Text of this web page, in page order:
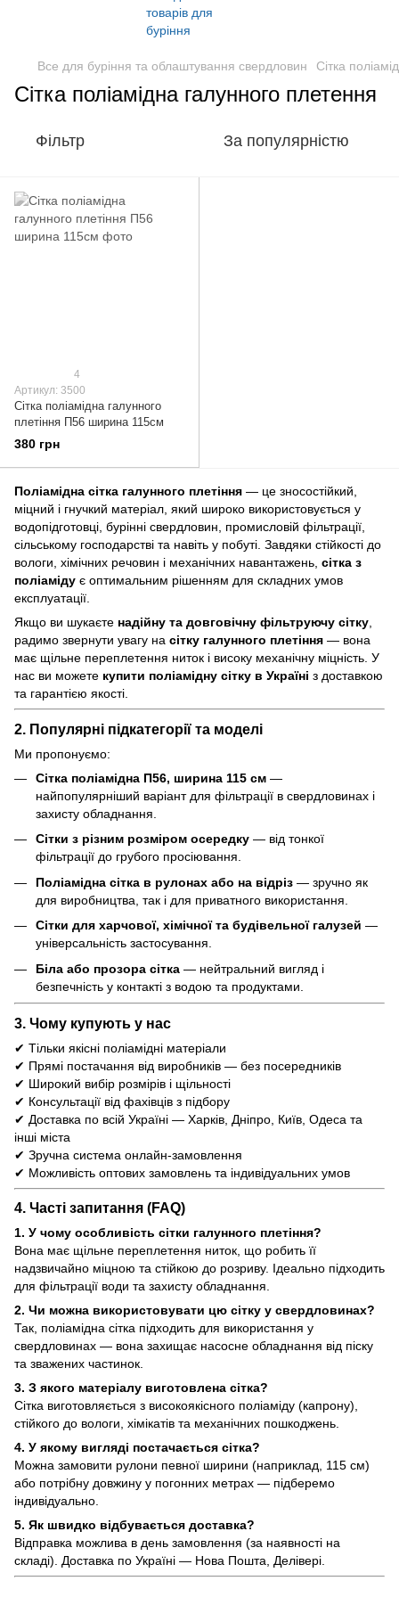
Все для буріння та облаштування свердловин Сітка
Сітка поліамідна галунного плетення
Фільтр За популярністю
4
Артикул: 3500
Сітка поліамідна галунного
плетіння П56 ширина 115см
380 грн
Поліамідна сітка галунного плетіння — це зносостійкий,
міцний і гнучкий матеріал, який широко використовується у
водопідготовці, бурінні свердловин, промисловій фільтрації,
сільському господарстві та навіть у побуті. Завдяки стійкості до
вологи, хімічних речовин і механічних навантажень, сітка з
поліаміду є оптимальним рішенням для складних умов
експлуатації.
Якщо ви шукаєте надійну та довговічну фільтруючу сітку
радимо звернути увагу на сітку галунного плетіння — вона
має щільне переплетення ниток і високу механічну міцність. У
нас ви можете купити поліамідну сітку в Україні з доставкою
та гарантією якості.
2. Популярні підкатегорії та моделі
Ми пропонуємо:
Сітка поліамідна П56, ширина 115 см —
найпопулярніший варіант для фільтрації в свердловинах і
захисту обладнання.
Сітки з різним розміром осередку — від тонкої
фільтрації до грубого просіювання.
Поліамідна сітка в рулонах або на відріз — зручно як
для виробництва, так і для приватного використання.
Сітки для харчової, хімічної та будівельної галузей —
універсальність застосування.
Біла або прозора сітка — нейтральний вигляд і
безпечність у контакті з водою та продуктами.
3. Чому купують у нас
✔ Тільки якісні поліамідні матеріали
✔ Прямі постачання від виробників — без посередників
✔ Широкий вибір розмірів і щільності
✔ Консультації від фахівців з підбору
✔ Доставка по всій Україні — Харків, Дніпро, Київ, Одеса та
інші міста
✔ Зручна система онлайн-замовлення
✔ Можливість оптових замовлень та індивідуальних умов
4. Часті запитання (FAQ)
1. У чому особливість сітки галунного плетіння?
Вона має щільне переплетення ниток, що робить її
надзвичайно міцною та стійкою до розриву. Ідеально підходить
для фільтрації води та захисту обладнання.
2. Чи можна використовувати цю сітку у свердловинах?
Так, поліамідна сітка підходить для використання у
свердловинах — вона захищає насосне обладнання від піску
та зважених частинок.
3. З якого матеріалу виготовлена сітка?
Сітка виготовляється з високоякісного поліаміду (капрону),
стійкого до вологи, хімікатів та механічних пошкоджень.
4. У якому вигляді постачається сітка?
Можна замовити рулони певної ширини (наприклад, 115 см)
або потрібну довжину у погонних метрах — підберемо
індивідуально.
5. Як швидко відбувається доставка?
Відправка можлива в день замовлення (за наявності на
складі). Доставка по Україні — Нова Пошта, Делівері.